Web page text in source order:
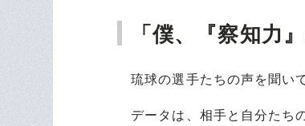
「僕、『察知力
琉球の選手たちの声を聞い
データは、相手と自分たち